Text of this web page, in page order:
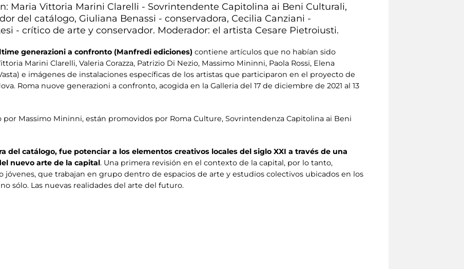
Maria Vittoria Marini Clarelli - Sovrintendente Capitolina ai Beni Culturali,
del catálogo, Giuliana Benassi - conservadora, Cecilia Canziani -
- crítico de arte y conservador. Moderador: el artista Cesare Pietroiusti.
generazioni a confronto (Manfredi ediciones) contiene artículos que no habían sido
Marini Clarelli, Valeria Corazza, Patrizio Di Nezio, Massimo Mininni, Paola Rossi, Elena
e imágenes de instalaciones específicas de los artistas que participaron en el proyecto de
Roma nuove generazioni a confronto, acogida en la Galleria del 17 de diciembre de 2021 al 13
por Massimo Mininni, están promovidos por Roma Culture, Sovrintendenza Capitolina ai Beni
del catálogo, fue potenciar a los elementos creativos locales del siglo XXI a través de una
nuevo arte de la capital. Una primera revisión en el contexto de la capital, por lo tanto,
jóvenes, que trabajan en grupo dentro de espacios de arte y estudios colectivos ubicados en los
sólo. Las nuevas realidades del arte del futuro.